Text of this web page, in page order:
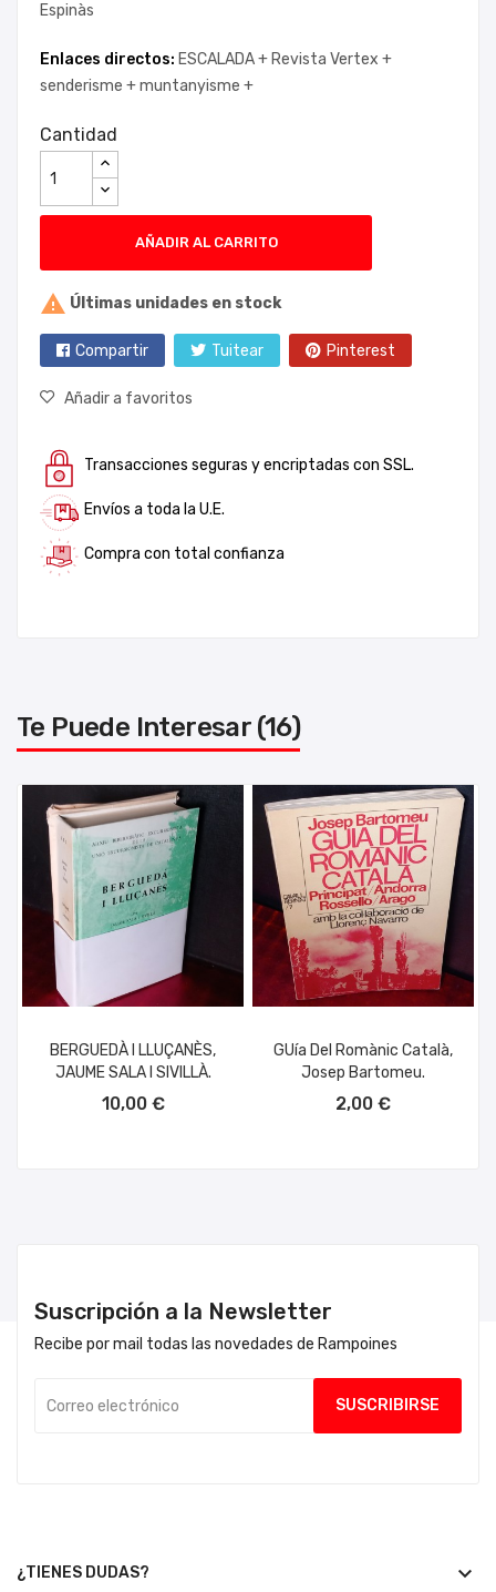
Espinàs
Enlaces directos: ESCALADA + Revista Vertex +
senderisme +muntanyisme +
Cantidad
AÑADIR AL CARRITO
 Últimas unidades en stock
Compartir Tuitear Pinterest
Añadir a favoritos
Transacciones seguras y encriptadas con SSL.
Envíos a toda la U.E.
Compra con total confianza
Te Puede Interesar (16)
BERGUEDÀ I LLUÇANÈS,
JAUME SALA I SIVILLÀ.
10,00 €
GUía Del Romànic Català,
Josep Bartomeu.
2,00 €
Suscripción a la Newsletter
Recibe por mail todas las novedades de Rampoines
¿TIENES DUDAS? keyboard_arrow_down